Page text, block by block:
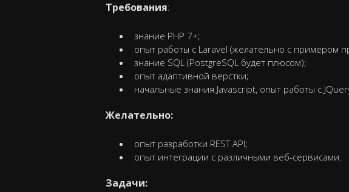
Требования:
знание PHP 7+;
опыт работы с Laravel (желательно с примером
знание SQL (PostgreSQL будет плюсом);
опыт адаптивной верстки;
начальные знания Javascript, опыт работы с
Желательно:
опыт разработки REST API;
опыт интеграции с различными веб-сервисами.
Задачи: